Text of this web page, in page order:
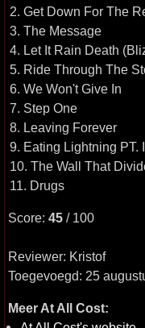
2. Get Down For The
3. The Message
4. Let It Rain Death
5. Ride Through The
6. We Won't Give In
7. Step One
8. Leaving Forever
9. Eating Lightning PT.
10. The Wall That
11. Drugs
Score: 45 / 100
Reviewer: Kristof
Toegevoegd: 25
Meer At All Cost: